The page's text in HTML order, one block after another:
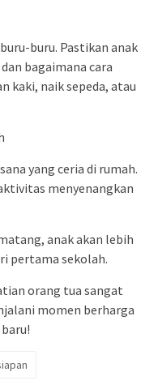
buru. Pastikan anak
bagaimana cara
kaki, naik sepeda, atau
yang ceria di rumah.
menyenangkan
anak akan lebih
pertama sekolah.
orang tua sangat
momen berharga